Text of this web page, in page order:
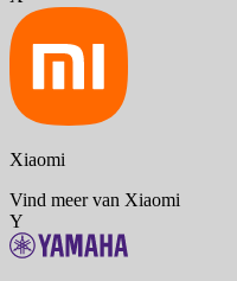
Xiaomi
Vind meer van Xiaomi
Y